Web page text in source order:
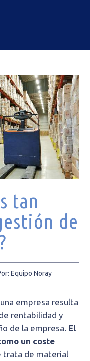
tan
de
Equipo Noray
empresa resulta
rentabilidad y
de la empresa. El
un coste
trata de material